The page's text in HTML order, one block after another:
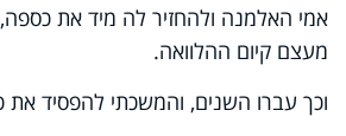
אמי האלמנה ולהחזיר לה מיד את
מעצם קיום ההלוואה.
וכך עברו השנים, והמשכתי להפסיד את